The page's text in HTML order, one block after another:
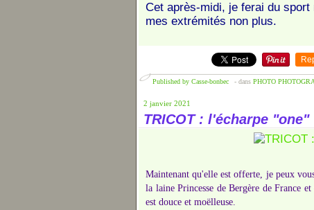
Cet après-midi, je ferai du
mes extrémités non plus.
Published by Casse-bonbec - dans PHOTO
2 janvier 2021
TRICOT : l'écharpe "one"
Maintenant qu'elle est offerte, je peux
la laine Princesse de Bergère de France
est douce et moëlleuse.